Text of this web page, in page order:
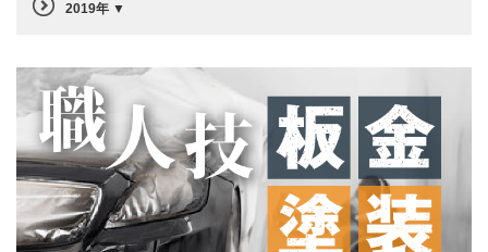
2019年